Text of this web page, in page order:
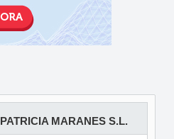
PATRICIA MARANES S.L.